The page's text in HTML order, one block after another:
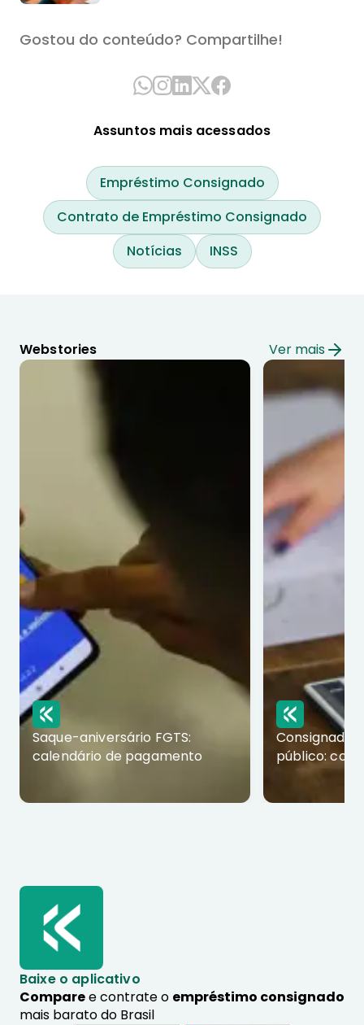
Gostou do conteúdo? Compartilhe!
Assuntos mais acessados
Empréstimo Consignado
Contrato de Empréstimo Consignado
Notícias
INSS
Webstories Ver mais
Saque-aniversário FGTS:
calendário de pagamento
Consignado
público:
Baixe o aplicativo
Comparee contrate o empréstimo consignado
mais barato do Brasil